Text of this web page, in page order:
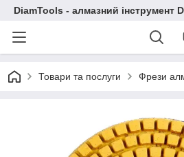
DiamTools - алмазний інструмент
Товари та послуги Фрези